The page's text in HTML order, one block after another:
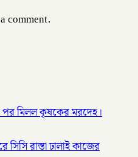
comment.
পর মিলল কৃষকের মরদেহ।
সিসি রাস্তা ঢালাই কাজের